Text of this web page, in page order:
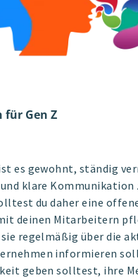
Gen Z
es gewohnt, ständig
klare Kommunikation
du daher eine
deinen Mitarbeitern
regelmäßig über die
informieren
geben solltest, ihre